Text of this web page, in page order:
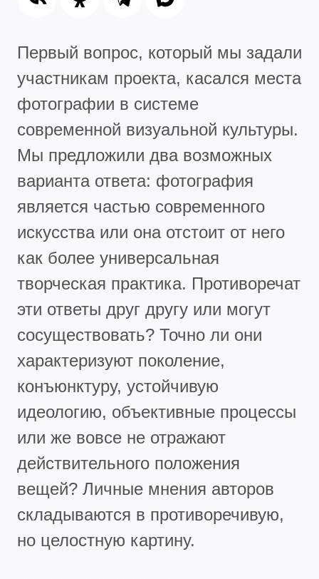
Первый вопрос, который мы задали
участникам проекта, касался места
фотографии в системе
современной визуальной культуры.
Мы предложили два возможных
варианта ответа: фотография
является частью современного
искусства или она отстоит от него
как более универсальная
творческая практика. Противоречат
эти ответы друг другу или могут
сосуществовать? Точно ли они
характеризуют поколение,
конъюнктуру, устойчивую
идеологию, объективные процессы
или же вовсе не отражают
действительного положения
вещей? Личные мнения авторов
складываются в противоречивую,
но целостную картину.